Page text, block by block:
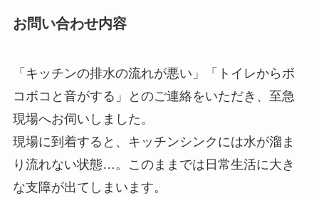
お問い合わせ内容
「キッチンの排水の流れが悪い」「トイレからボ
コボコと音がする」とのご連絡をいただき、至急
現場へお伺いしました。
現場に到着すると、キッチンシンクには水が溜ま
り流れない状態…。このままでは日常生活に大き
な支障が出てしまいます。